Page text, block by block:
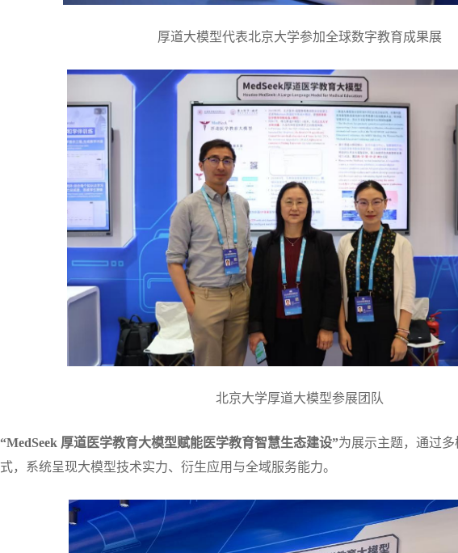
厚道大模型代表北京大学参加全球数字教育成果展
北京大学厚道大模型参展团队
“MedSeek 厚道医学教育大模型赋能医学教育智慧生态建设”为展示主题，通过
，系统呈现大模型技术实力、衍生应用与全域服务能力。